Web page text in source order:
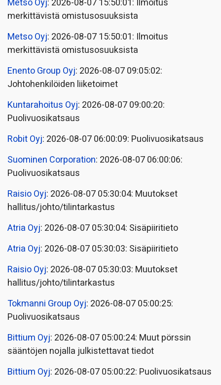
Metso Oyj: 2026-08-07 15:50:01: Ilmoitus
merkittävistä omistusosuuksista
Metso Oyj: 2026-08-07 15:50:01: Ilmoitus
merkittävistä omistusosuuksista
Enento Group Oyj: 2026-08-07 09:05:02:
Johtohenkilöiden liiketoimet
Kuntarahoitus Oyj: 2026-08-07 09:00:20:
Puolivuosikatsaus
Robit Oyj: 2026-08-07 06:00:09: Puolivuosikatsaus
Suominen Corporation: 2026-08-07 06:00:06:
Puolivuosikatsaus
Raisio Oyj: 2026-08-07 05:30:04: Muutokset
hallitus/johto/tilintarkastus
Atria Oyj: 2026-08-07 05:30:04: Sisäpiiritieto
Atria Oyj: 2026-08-07 05:30:03: Sisäpiiritieto
Raisio Oyj: 2026-08-07 05:30:03: Muutokset
hallitus/johto/tilintarkastus
Tokmanni Group Oyj: 2026-08-07 05:00:25:
Puolivuosikatsaus
Bittium Oyj: 2026-08-07 05:00:24: Muut pörssin
sääntöjen nojalla julkistettavat tiedot
Bittium Oyj: 2026-08-07 05:00:22: Puolivuosikatsaus